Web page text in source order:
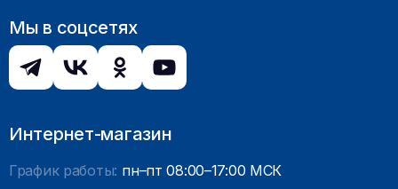
Мы в соцсетях
Интернет-магазин
График работы: пн–пт 08:00–17:00 МСК